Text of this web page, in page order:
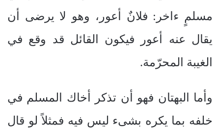
مسلمٍ ءاخر: فلانٌ أعور، وهو لا يرضى أن
يقال عنه أعور فيكون القائل قد وقع في
الغيبة المحرّمة.
وأما البهتان فهو أن تذكر أخاك المسلم في
خلفه بما يكره بشىء ليس فيه فمثلاً لو قال